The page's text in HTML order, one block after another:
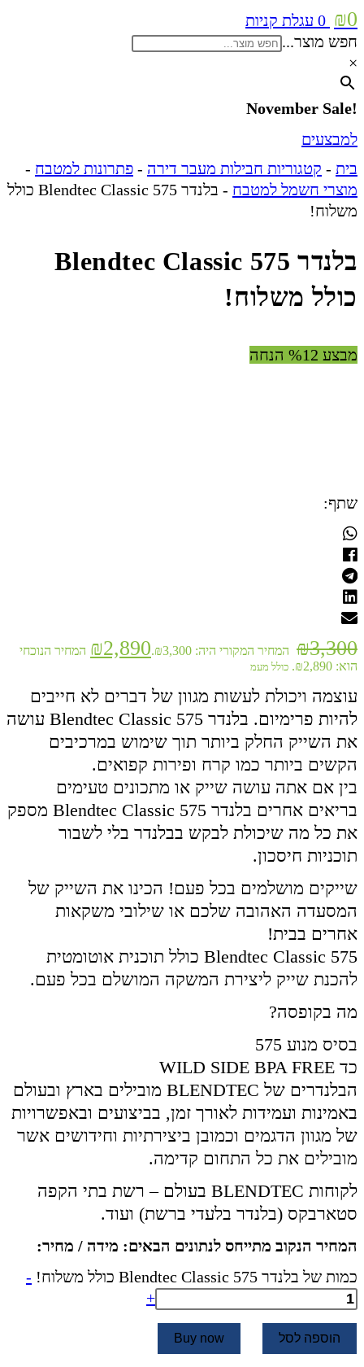
₪0
0 עגלת קניות
חפש מוצר...
×
!November Sale
למבצעים
בית - קטגוריות חבילות מעבר דירה - פתרונות למטבח -
מוצרי חשמל למטבח -
בלנדר Blendtec Classic 575 כולל
משלוח!
בלנדר Blendtec Classic 575
כולל משלוח!
מבצע %12 הנחה
שתף:
₪3,300 המחיר המקורי היה: ₪3,300. ₪2,890
המחיר הנוכחי
הוא: ₪2,890.
כולל מעמ
עוצמה ויכולת לעשות מגוון של דברים לא חייבים
להיות פרימיום. בלנדר Blendtec Classic 575 עושה
את השייק החלק ביותר תוך שימוש במרכיבים
הקשים ביותר כמו קרח ופירות קפואים.
בין אם אתה עושה שייק או מתכונים טעימים
בריאים אחרים בלנדר Blendtec Classic 575 מספק
את כל מה שיכולת לבקש בבלנדר בלי לשבור
תוכניות חיסכון.
שייקים מושלמים בכל פעם! הכינו את השייק של
המסעדה האהובה שלכם או שילובי משקאות
אחרים בבית!
575 Blendtec Classic כולל תוכנית אוטומטית
להכנת שייק ליצירת המשקה המושלם בכל פעם.
מה בקופסה?
בסיס מנוע 575
כד WILD SIDE BPA FREE
הבלנדרים של BLENDTEC מובילים בארץ ובעולם
באמינות ועמידות לאורך זמן, בביצועים ובאפשרויות
של מגוון הדגמים וכמובן ביצירתיות וחידושים אשר
מובילים את כל התחום קדימה.
לקוחות BLENDTEC בעולם – רשת בתי הקפה
סטארבקס (בלנדר בלעדי ברשת) ועוד.
המחיר הנקוב מתייחס לנתונים הבאים: מידה / מחיר:
כמות של בלנדר Blendtec Classic 575 כולל משלוח!
-
+
הוספה לסל Buy now